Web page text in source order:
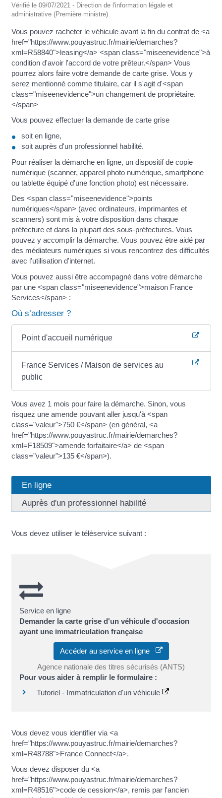
Vérifié le 09/07/2021 - Direction de l'information légale et
administrative (Première ministre)
Vous pouvez racheter le véhicule avant la fin du contrat de <a
href="https://www.pouyastruc.fr/mairie/demarches?
xml=R58840">leasing</a> <span class="miseenevidence">à
condition d'avoir l'accord de votre prêteur.</span> Vous
pourrez alors faire votre demande de carte grise. Vous y
serez mentionné comme titulaire, car il s'agit d'<span
class="miseenevidence">un changement de propriétaire.
</span>
Vous pouvez effectuer la demande de carte grise
soit en ligne,
soit auprès d'un professionnel habilité.
Pour réaliser la démarche en ligne, un dispositif de copie
numérique (scanner, appareil photo numérique, smartphone
ou tablette équipé d'une fonction photo) est nécessaire.
Des <span class="miseenevidence">points
numériques</span> (avec ordinateurs, imprimantes et
scanners) sont mis à votre disposition dans chaque
préfecture et dans la plupart des sous-préfectures. Vous
pouvez y accomplir la démarche. Vous pouvez être aidé par
des médiateurs numériques si vous rencontrez des difficultés
avec l'utilisation d'internet.
Vous pouvez aussi être accompagné dans votre démarche
par une <span class="miseenevidence">maison France
Services</span> :
Où s’adresser ?
Point d'accueil numérique
France Services / Maison de services au
public
Vous avez 1 mois pour faire la démarche. Sinon, vous
risquez une amende pouvant aller jusqu'à <span
class="valeur">750 €</span> (en général, <a
href="https://www.pouyastruc.fr/mairie/demarches?
xml=F18509">amende forfaitaire</a> de <span
class="valeur">135 €</span>).
En ligne
Auprès d'un professionnel habilité
Vous devez utiliser le téléservice suivant :
Service en ligne
Demander la carte grise d'un véhicule d'occasion
ayant une immatriculation française
Accéder au service en ligne
Agence nationale des titres sécurisés (ANTS)
Pour vous aider à remplir le formulaire :
Tutoriel - Immatriculation d'un véhicule
Vous devez vous identifier via <a
href="https://www.pouyastruc.fr/mairie/demarches?
xml=R48788">France Connect</a>.
Vous devez disposer du <a
href="https://www.pouyastruc.fr/mairie/demarches?
xml=R48516">code de cession</a>, remis par l'ancien